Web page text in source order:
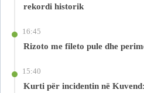
rekordi historik
16:45
Rizoto me fileto pule dhe
15:40
Kurti për incidentin në